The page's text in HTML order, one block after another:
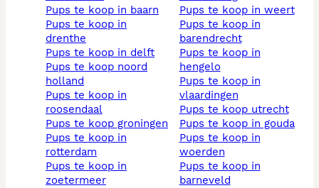
pups te koop in baarn
pups te koop in
drenthe
pups te koop in delft
pups te koop noord
holland
pups te koop in
roosendaal
pups te koop groningen
pups te koop in
rotterdam
pups te koop in
zoetermeer
pups te koop in weert
pups te koop in
barendrecht
pups te koop in
hengelo
pups te koop in
vlaardingen
pups te koop utrecht
pups te koop in gouda
pups te koop in
woerden
pups te koop in
barneveld